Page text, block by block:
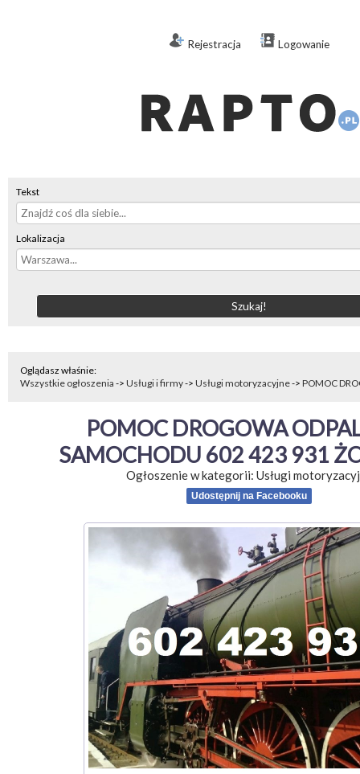
Rejestracja Logowanie
Tekst
Lokalizacja
Oglądasz właśnie:
Wszystkie ogłoszenia -> Usługi i firmy-> Usługi motoryzacyjne-> POMOC
POMOC DROGOWA
SAMOCHODU 602 423 931
Ogłoszenie w kategorii: Usługi
Udostępnij na Facebooku